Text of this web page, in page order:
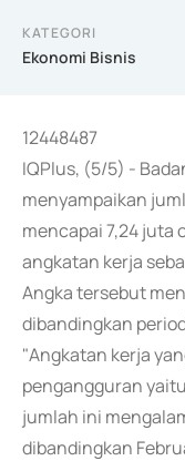
KATEGORI
Ekonomi Bisnis
12448487
IQPlus, (5/5) -
menyampaikan
mencapai 7,24 juta
angkatan kerja
Angka tersebut
dibandingkan
"Angkatan kerja
pengangguran
jumlah ini
dibandingkan